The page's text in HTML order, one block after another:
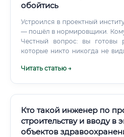
обойтись
Устроился в проектный
— пошёл в нормировщики.
Честный вопрос: вы готовы
которые никто никогда не
Читать статью →
Кто такой инженер по
строительству и вводу в
объектов